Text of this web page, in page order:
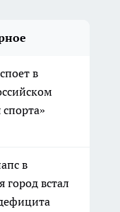
в
в
город встал